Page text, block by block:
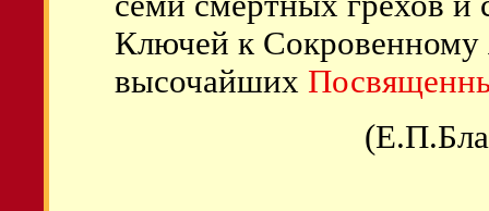
Ключей к Сокровенному
высочайших